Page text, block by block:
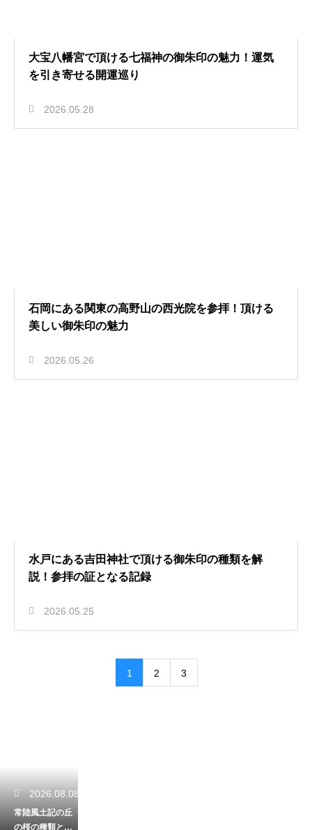
大宝八幡宮で頂ける七福神の御朱印の魅力！運気
を引き寄せる開運巡り
2026.05.28
石岡にある関東の高野山の西光院を参拝！頂ける
美しい御朱印の魅力
2026.05.26
水戸にある吉田神社で頂ける御朱印の種類を解
説！参拝の証となる記録
2026.05.25
1 2 3
2026.08.08
常陸風土記の丘
の桜の種類と見